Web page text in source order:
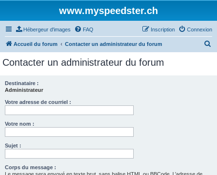
www.myspeedster.ch
Hébergeur d'images FAQ Connexion
Inscription
Accueil du forum Contacter un administrateur du forum
Contacter un administrateur du forum
Destinataire :
Administrateur
Votre adresse de courriel :
Votre nom :
Sujet :
Corps du message :